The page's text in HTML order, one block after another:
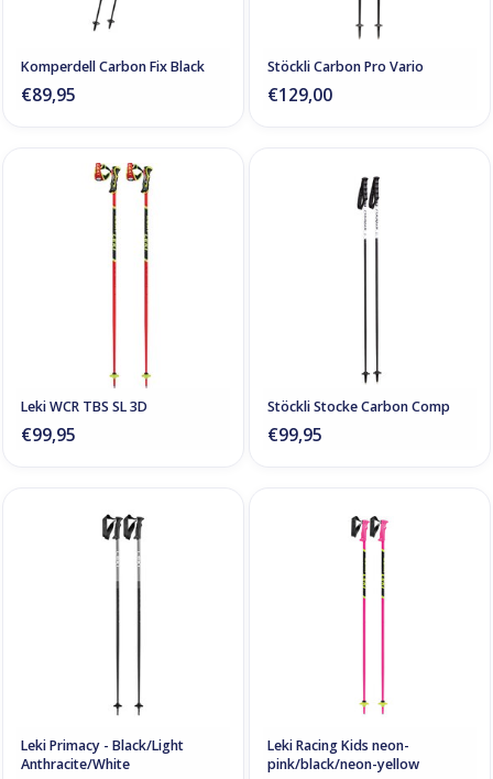
Komperdell Carbon Fix Black
€89,95
Stöckli Carbon Pro Vario
€129,00
Leki WCR TBS SL 3D
€99,95
Stöckli Stocke Carbon Comp
€99,95
Leki Primacy - Black/Light
Anthracite/White
Leki Racing Kids neon-
pink/black/neon-yellow